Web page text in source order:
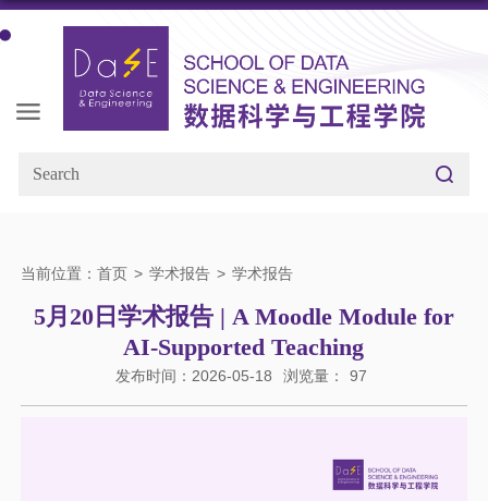
当前位置： 首页 > 学术报告 > 学术报告
5月20日学术报告 | A Moodle Module for
AI-Supported Teaching
发布时间：2026-05-18 浏览量： 97